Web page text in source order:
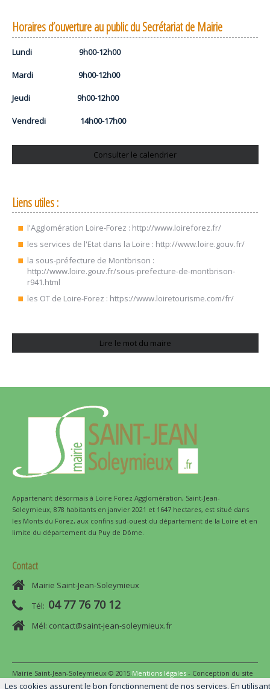
Horaires d’ouverture au public du Secrétariat de Mairie
Lundi 9h00-12h00
Mardi 9h00-12h00
Jeudi 9h00-12h00
Vendredi 14h00-17h00
Consulter le calendrier
Liens utiles :
l'Agglomération Loire-Forez : http://www.loireforez.fr/
les services de l'Etat dans la Loire : http://www.loire.gouv.fr/
la sous-préfecture de Montbrison :
http://www.loire.gouv.fr/sous-prefecture-de-montbrison-
r941.html
les OT de Loire-Forez : https://www.loiretourisme.com/fr/
Lire le mot du maire
Appartenant désormais à Loire Forez Agglomération, Saint-Jean-
Soleymieux, 878 habitants en janvier 2021 et 1647 hectares, est situé dans
les Monts du Forez, aux confins sud-ouest du département de la Loire et en
limite du département du Puy de Dôme.
Contact
Mairie Saint-Jean-Soleymieux
Tél: 04 77 76 70 12
Mél: contact@saint-jean-soleymieux.fr
Mairie Saint-Jean-Soleymieux © 2015.Mentions légales - Conception du site
pare-fusion
Les cookies assurent le bon fonctionnement de nos services. En utilisant